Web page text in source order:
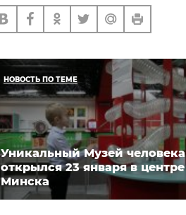
НОВОСТЬ ПО ТЕМЕ
Уникальный Музей человека
открылся 23 января в центре
Минска